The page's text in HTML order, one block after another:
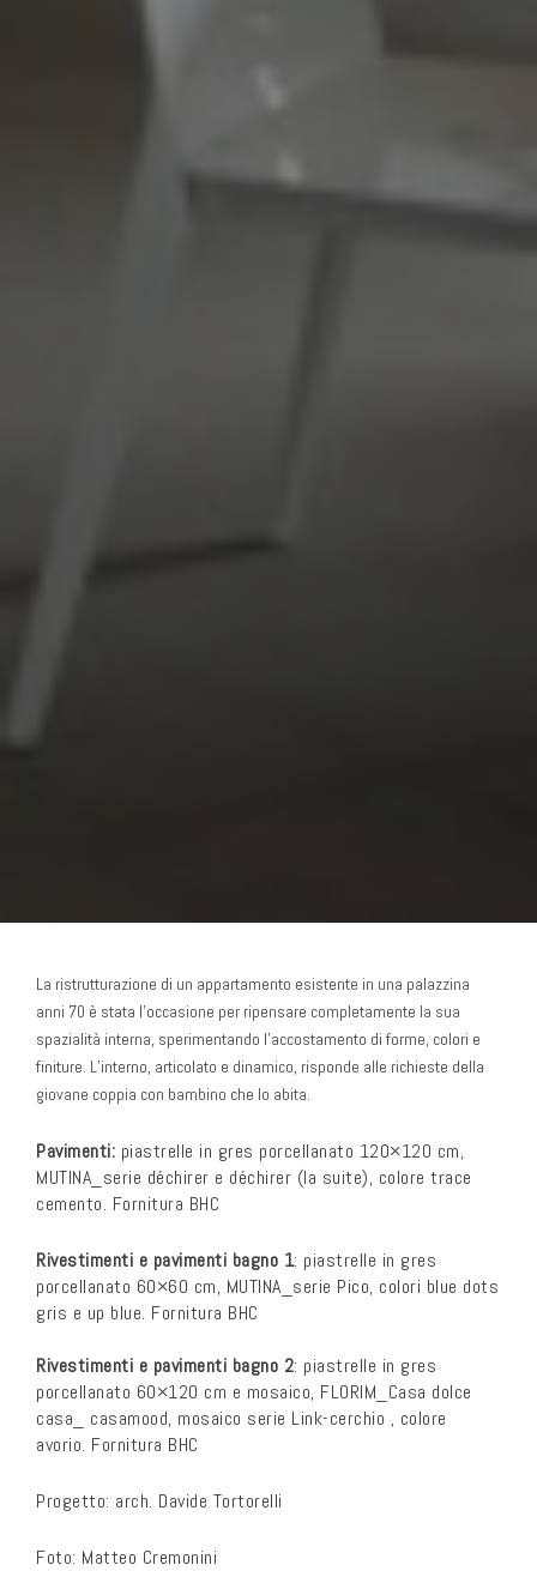
La ristrutturazione di un appartamento esistente in una palazzina
anni 70 è stata l’occasione per ripensare completamente la sua
spazialità interna, sperimentando l’accostamento di forme, colori e
finiture. L’interno, articolato e dinamico, risponde alle richieste della
giovane coppia con bambino che lo abita.
Pavimenti: piastrelle in gres porcellanato 120×120 cm,
MUTINA_serie déchirer e déchirer (la suite), colore trace
cemento. Fornitura BHC
Rivestimenti e pavimenti bagno 1: piastrelle in gres
porcellanato 60×60 cm, MUTINA_serie Pico, colori blue dots
gris e up blue. Fornitura BHC
Rivestimenti e pavimenti bagno 2: piastrelle in gres
porcellanato 60×120 cm e mosaico, FLORIM_Casa dolce
casa_ casamood, mosaico serie Link-cerchio , colore
avorio. Fornitura BHC
Progetto: arch. Davide Tortorelli
Foto: Matteo Cremonini